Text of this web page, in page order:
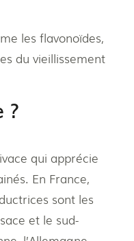
les flavonoïdes,
du vieillissement
?
qui apprécie
En France,
sont les
et le sud-